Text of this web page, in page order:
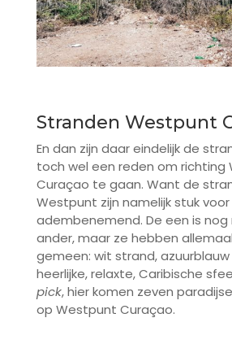
Stranden Westpunt
En dan zijn daar eindelijk de
toch wel een reden om richting
Curaçao te gaan. Want de
Westpunt zijn namelijk stuk
adembenemend. De een is
ander, maar ze hebben
gemeen: wit strand,
heerlijke, relaxte, Caribische
pick, hier komen zeven
op Westpunt Curaçao.